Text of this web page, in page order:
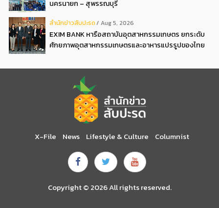
นครนายก – สุพรรณบุรี
สํานักข่าวสับปะรด Aug 5, 2026
EXIM BANK หารือสถาบันอุตสาหกรรมเกษตร ยกระดับ
ศักยภาพอุตสาหกรรมเกษตรและอาหารแปรรูปของไทย
X-File News Lifestyle & Culture Columnist
Copyright © 2026 All rights reserved.